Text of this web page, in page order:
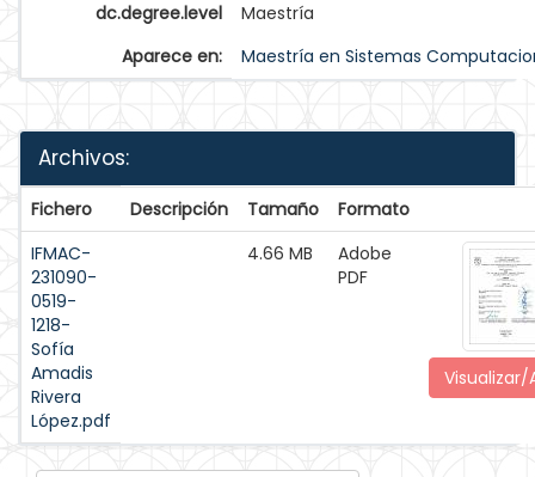
dc.degree.level
Maestría
Aparece en:
Maestría en Sistemas
Archivos:
Fichero Descripción Tamaño
Formato
IFMAC-
231090-
0519-
1218-
Sofía
Amadis
Rivera
López.pdf
4.66 MB
Adobe
PDF
Visualizar/